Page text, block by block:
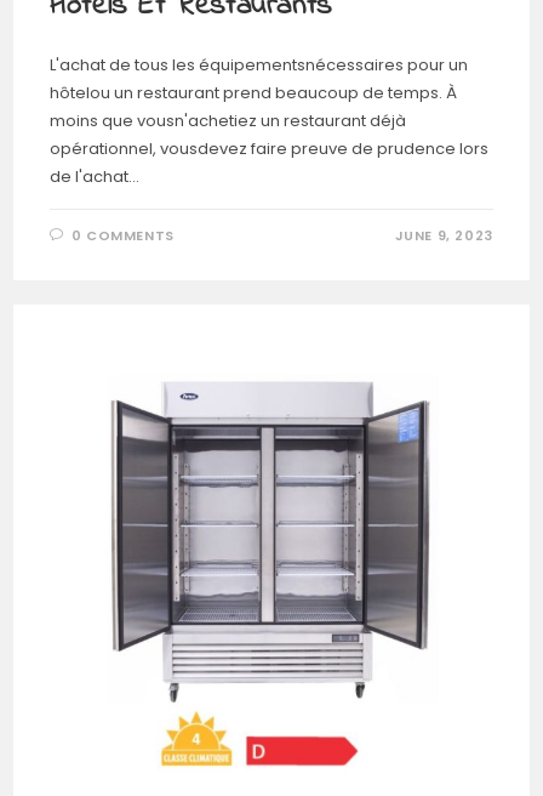
L'achat de tous les équipementsnécessaires pour un
hôtelou un restaurant prend beaucoup de temps. À
moins que vousn'achetiez un restaurant déjà
opérationnel, vousdevez faire preuve de prudence lors
de l'achat…
0 COMMENTS JUNE 9, 2023